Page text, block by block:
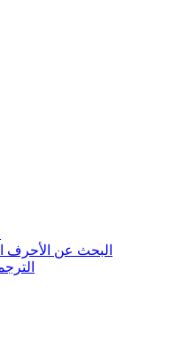
البحث عن الأحرف